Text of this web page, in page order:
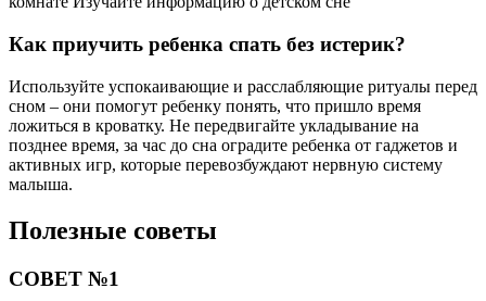
Как приучить ребенка спать без истерик?
Используйте успокаивающие и расслабляющие ритуалы перед
сном – они помогут ребенку понять, что пришло время
ложиться в кроватку. Не передвигайте укладывание на
позднее время, за час до сна оградите ребенка от гаджетов и
активных игр, которые перевозбуждают нервную систему
малыша.
Полезные советы
СОВЕТ №1